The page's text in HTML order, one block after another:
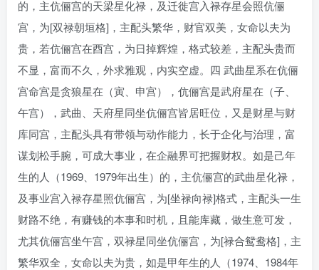
的，主伉俪宫的天梁星化禄，及迁徙宫入禄存星会照伉俪
宫，为[双禄朝垣格]，主配头繁华，财官双美，女命以夫为
贵，若伉俪宫在酉宫，为日掉辉煌，格式较差，主配头贵而
不显，富而不久，外求雅观，内实空虚。四 武曲星系在伉俪
宫命宫是贪狼星在（寅、申宫），伉俪宫是武府星在（子、
午宫），武曲、天府星同坐伉俪宫皆居旺位，又是财星与财
库同宫，主配头具有带领与动作能力，长于企化与治理，富
谋划松手腕，可成大事业，在企融界可把握财权。如是己年
生的人（1969、1979年出生）的，主伉俪宫的武曲星化禄，
及事业宫入禄存星照伉俪宫，为[坐禄向禄]格式，主配头一生
财路不绝，有赚钱的本事和时机，且能库藏，做生意可发，
尤其伉俪宫坐午宫，双禄星同坐伉俪宫，为[禄合鸳鸯格]，主
繁华双全，女命以夫为贵，如是甲年生的人（1974、1984年